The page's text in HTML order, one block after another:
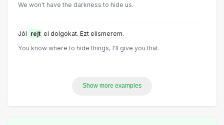
We won't have the darkness to hide us.
Jól rejt el dolgokat. Ezt elismerem.
You know where to hide things, I'll give you that.
Show more examples